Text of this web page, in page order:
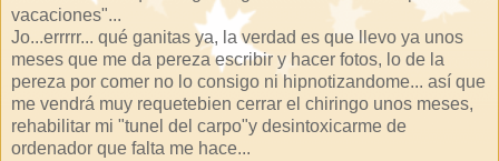
vacaciones"...
Jo...errrrr... qué ganitas ya, la verdad es que llevo ya unos
meses que me da pereza escribir y hacer fotos, lo de la
pereza por comer no lo consigo ni hipnotizandome... así que
me vendrá muy requetebien cerrar el chiringo unos meses,
rehabilitar mi "tunel del carpo"y desintoxicarme de
ordenador que falta me hace...